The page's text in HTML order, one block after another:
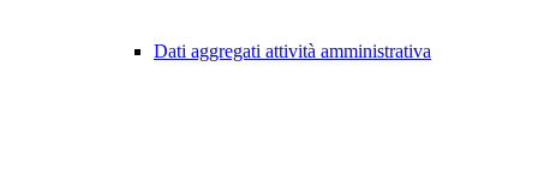
Dati aggregati attività amministrativa